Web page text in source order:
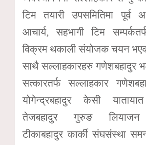
टिम तयारी उपसमितिमा पूर्व
आचार्य, सहभागी टिम
विक्रम थकाली संयोजक चयन
साथै सल्लाहकारहरु गणेशबहादुर
सत्कारतर्फ सल्लाहकार
योगेन्द्रबहादुर केसी
तेजबहादुर गुरुङ लियाजन
टीकाबहादुर कार्की संघसंस्था